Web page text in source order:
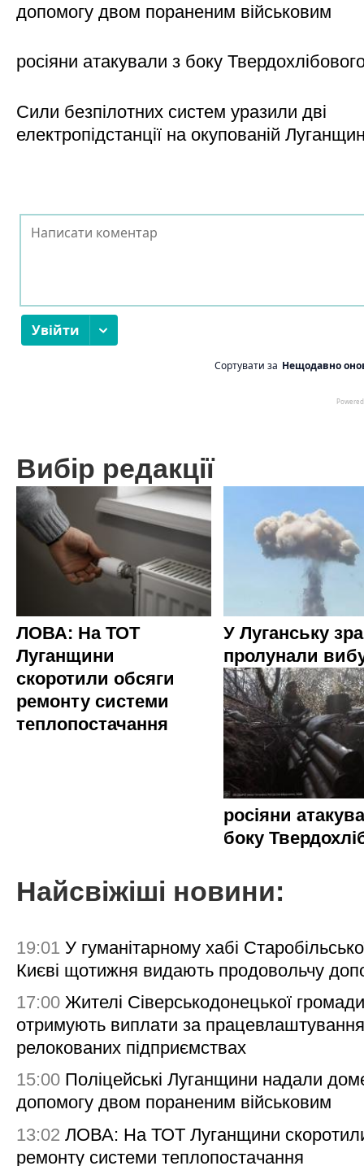
допомогу двом пораненим військовим
росіяни атакували з боку
Сили безпілотних систем уразили дві
електропідстанції на окупованій
Вибір редакції
ЛОВА: На ТОТ
Луганщини
скоротили обсяги
ремонту системи
теплопостачання
У Луганську
пролунали
росіяни
боку
Найсвіжіші новини:
19:01 У гуманітарному хабі
Києві щотижня видають продовольчу
17:00 Жителі Сіверськодонецької
отримують виплати за
релокованих підприємствах
15:00 Поліцейські Луганщини надали
допомогу двом пораненим військовим
13:02 ЛОВА: На ТОТ Луганщини
ремонту системи теплопостачання